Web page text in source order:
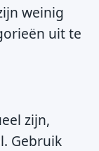
weinig
uit te
zijn,
Gebruik